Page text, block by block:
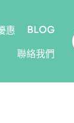
惠
BLOG
聯絡我們